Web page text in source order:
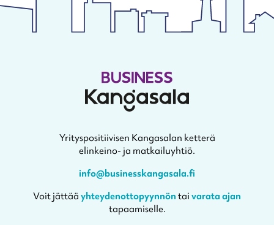
Yrityspositiivisen Kangasalan ketterä
elinkeino- ja matkailuyhtiö.
info@businesskangasala.fi
Voit jättääyhteydenottopyynnöntaivarata ajan
tapaamiselle.